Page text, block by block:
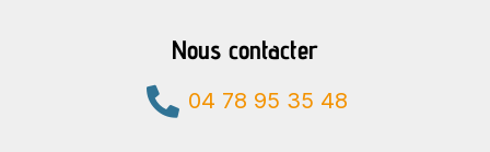
Nous contacter
04 78 95 35 48